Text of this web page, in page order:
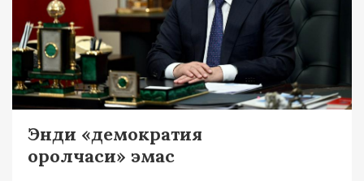
Энди «демократия
оролчаси» эмас